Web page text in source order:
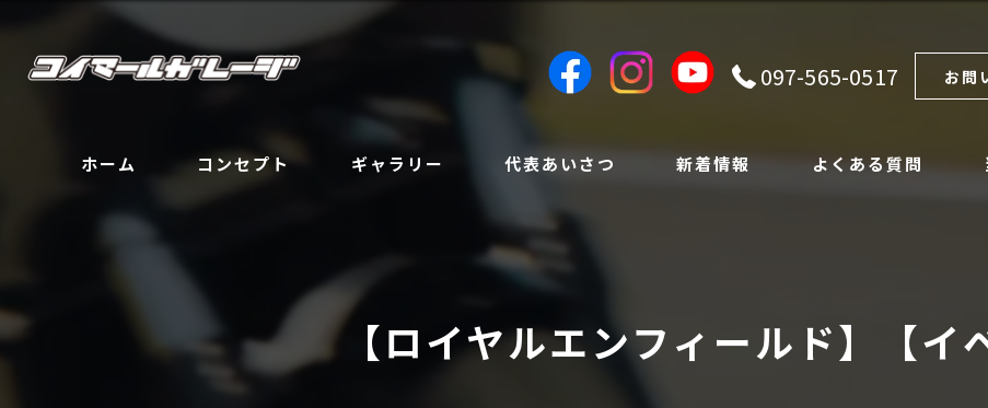
097-565-0517 お問
ホーム コンセプト ギャラリー 代表あいさつ 新着情報 よくある質問
【ロイヤルエンフィールド】【イ